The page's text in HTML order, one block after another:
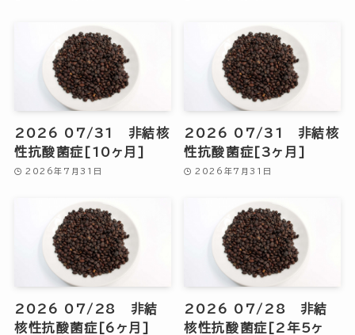
2026 07/31 非結核
性抗酸菌症[10ヶ月]
2026年7月31日
2026 07/31 非結核
性抗酸菌症[3ヶ月]
2026年7月31日
2026 07/28 非結
核性抗酸菌症[6ヶ月]
2026 07/28 非結
核性抗酸菌症[2年5ヶ